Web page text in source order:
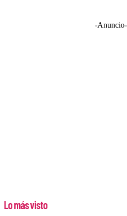
-Anuncio-
Lo más visto